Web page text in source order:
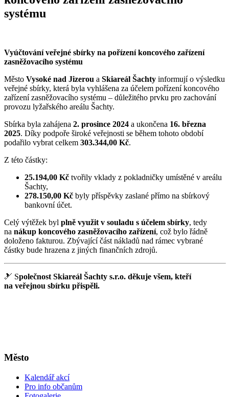
systému
Vyúčtování veřejné sbírky na pořízení koncového zařízení
zasněžovacího systému
Město Vysoké nad Jizerou a Skiareál Šachty informují o výsledku
veřejné sbírky, která byla vyhlášena za účelem pořízení koncového
zařízení zasněžovacího systému – důležitého prvku pro zachování
provozu lyžařského areálu Šachty.
Sbírka byla zahájena 2. prosince 2024 a ukončena 16. března
2025. Díky podpoře široké veřejnosti se během tohoto období
podařilo vybrat celkem 303.344,00 Kč.
Z této částky:
25.194,00 Kč tvořily vklady z pokladničky umístěné v areálu
Šachty,
278.150,00 Kč byly příspěvky zaslané přímo na sbírkový
bankovní účet.
Celý výtěžek byl plně využit v souladu s účelem sbírky, tedy
na nákup koncového zasněžovacího zařízení, což bylo řádně
doloženo fakturou. Zbývající část nákladů nad rámec vybrané
částky bude hrazena z jiných finančních zdrojů.
🎿 Společnost Skiareál Šachty s.r.o. děkuje všem, kteří
na veřejnou sbírku přispěli.
Město
Kalendář akcí
Pro info občanům